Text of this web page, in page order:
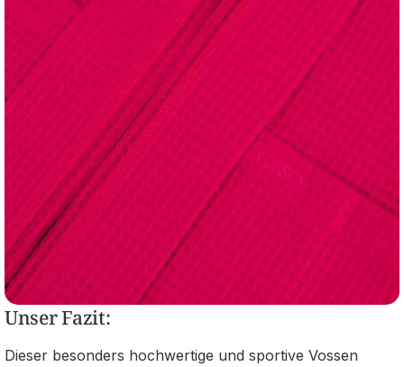
Unser Fazit:
Dieser besonders hochwertige und sportive Vossen